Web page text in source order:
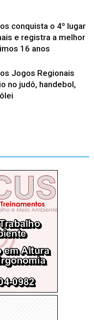
conquista o 4º lugar
e registra a melhor
16 anos
Jogos Regionais
no judô, handebol,